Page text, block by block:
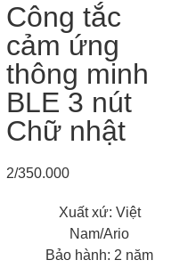
Công tắc
cảm ứng
thông minh
BLE 3 nút
Chữ nhật
2/350.000
Xuất xứ: Việt
Nam/Ario
Bảo hành: 2 năm